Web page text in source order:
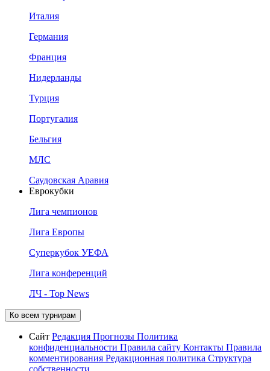
Италия
Германия
Франция
Нидерланды
Турция
Португалия
Бельгия
МЛС
Саудовская Аравия
Еврокубки
Лига чемпионов
Лига Европы
Суперкубок УЕФА
Лига конференций
ЛЧ - Top News
Ко всем турнирам
Сайт Редакция Прогнозы Политика
конфиденциальности Правила сайту Контакты Правила
комментирования Редакционная политика Структура
собственности